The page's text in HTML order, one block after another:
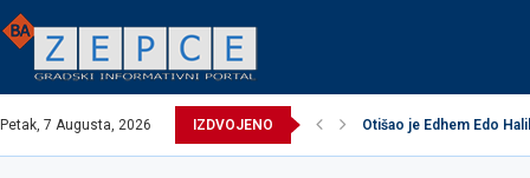
Petak, 7 Augusta, 2026 IZDVOJENO EXCEL ASSEMBLIES BH